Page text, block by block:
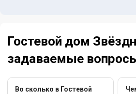
Гостевой дом
задаваемые
Во сколько в Гостевой